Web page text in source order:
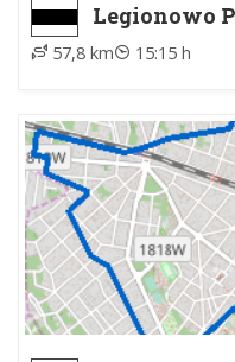
Legionowo
Kobiałka,
57,8 km 15:15 h